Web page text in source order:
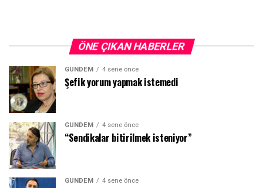
ÖNE ÇIKAN HABERLER
GÜNDEM 4 sene önce
Şefik yorum yapmak istemedi
GÜNDEM 4 sene önce
“Sendikalar bitirilmek isteniyor”
GÜNDEM 4 sene önce